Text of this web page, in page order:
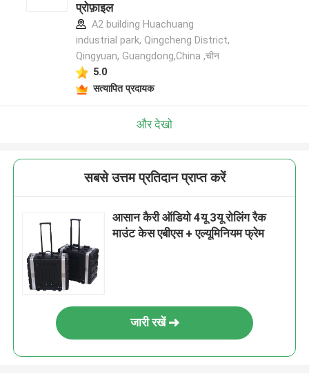
प्रोफ़ाइल
A2 building Huachuang
industrial park, Qingcheng District,
Qingyuan, Guangdong,China ,चीन
5.0
सत्यापित प्रदायक
और देखो
सबसे उत्तम प्रतिदान प्राप्त करें
आसान कैरी ऑडियो 4यू 3यू रोलिंग रैक
माउंट केस एबीएस + एल्यूमिनियम फ्रेम
जारी रखें